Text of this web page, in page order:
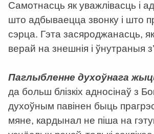
Самотнасць як уважлівасць і
што адбываецца звонку і што
сэрца. Гэта засяроджанасць,
верай на знешнія і ўнутраныя
Паглыбленне духоўнага
да больш блізкіх адносінаў з
духоўным павінен быць
мяне, кардынал не піша на